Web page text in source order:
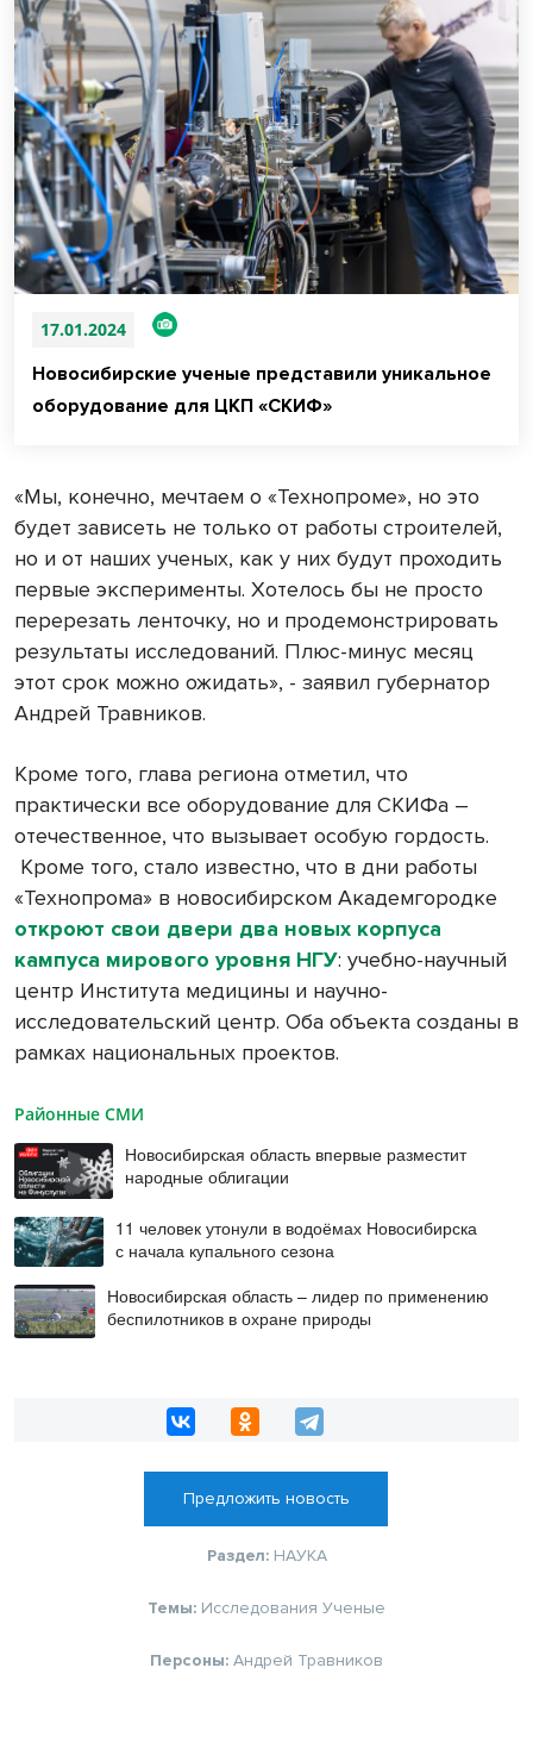
17.01.2024
Новосибирские ученые представили уникальное
оборудование для ЦКП «СКИФ»
«Мы, конечно, мечтаем о «Технопроме», но это
будет зависеть не только от работы строителей,
но и от наших ученых, как у них будут проходить
первые эксперименты. Хотелось бы не просто
перерезать ленточку, но и продемонстрировать
результаты исследований. Плюс-минус месяц
этот срок можно ожидать», - заявил губернатор
Андрей Травников.
Кроме того, глава региона отметил, что
практически все оборудование для СКИФа –
отечественное, что вызывает особую гордость.
Кроме того, стало известно, что в дни работы
«Технопрома» в новосибирском Академгородке
откроют свои двери два новых корпуса
кампуса мирового уровня НГУ: учебно-научный
центр Института медицины и научно-
исследовательский центр. Оба объекта созданы в
рамках национальных проектов.
Районные СМИ
Новосибирская область впервые разместит
народные облигации
11 человек утонули в водоёмах Новосибирска
с начала купального сезона
Новосибирская область – лидер по применению
беспилотников в охране природы
Предложить новость
Раздел: НАУКА
Темы: Исследования Ученые
Персоны: Андрей Травников